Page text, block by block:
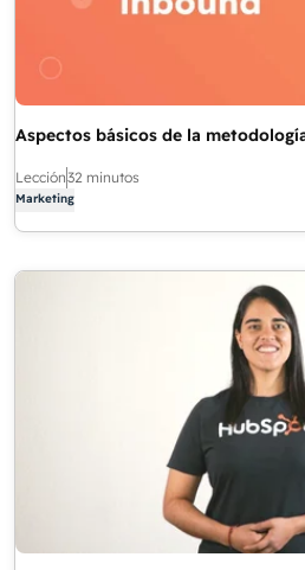
Aspectos básicos de la
Lección32 minutos
Marketing